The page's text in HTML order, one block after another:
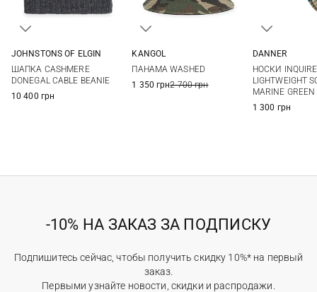
JOHNSTONS OF ELGIN
ШАПКА CASHMERE
DONEGAL CABLE BEANIE
10 400 грн
KANGOL
ПАНАМА WASHED
1 350 грн2 700 грн
DANNER
НОСКИ INQUIRE
LIGHTWEIGHT
MARINE GREEN
1 300 грн
-10% НА ЗАКАЗ ЗА ПОДПИСКУ
Подпишитесь сейчас, чтобы получить скидку 10%* на первый
заказ.
Первыми узнайте новости, скидки и распродажи.